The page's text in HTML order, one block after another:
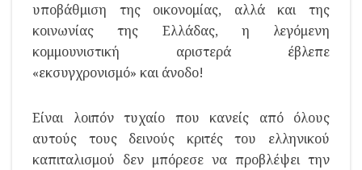
υποβάθμιση της οικονομίας, αλλά και της
κοινωνίας της Ελλάδας, η λεγόμενη
κομμουνιστική αριστερά έβλεπε
«εκσυγχρονισμό» και άνοδο!
Είναι λοιπόν τυχαίο που κανείς από όλους
αυτούς τους δεινούς κριτές του ελληνικού
καπιταλισμού δεν μπόρεσε να προβλέψει την